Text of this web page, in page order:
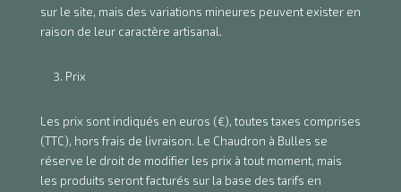
sur le site, mais des variations mineures peuvent exister en
raison de leur caractère artisanal.
Prix
Les prix sont indiqués en euros (€), toutes taxes comprises
(TTC), hors frais de livraison. Le Chaudron à Bulles se
réserve le droit de modifier les prix à tout moment, mais
les produits seront facturés sur la base des tarifs en